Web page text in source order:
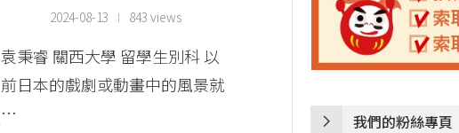
2024-08-13 843 views
袁秉睿 關西大學 留學生別科 以
前日本的戲劇或動畫中的風景就
…
我們的粉絲專頁